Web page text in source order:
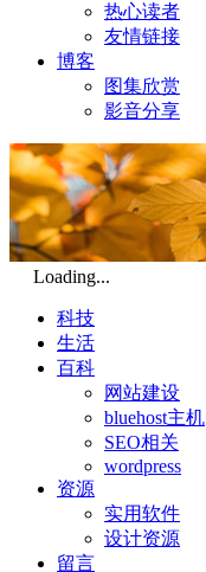
热心读者
友情链接
博客
图集欣赏
影音分享
Loading...
科技
生活
百科
网站建设
bluehost主机
SEO相关
wordpress
资源
实用软件
设计资源
留言